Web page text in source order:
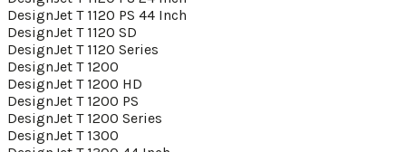
DesignJet T 1120 PS 44 Inch
DesignJet T 1120 SD
DesignJet T 1120 Series
DesignJet T 1200
DesignJet T 1200 HD
DesignJet T 1200 PS
DesignJet T 1200 Series
DesignJet T 1300